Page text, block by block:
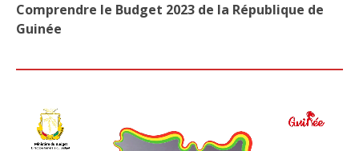
Comprendre le Budget 2023 de la République de
Guinée